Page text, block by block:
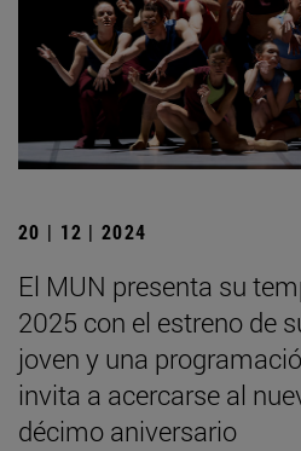
20 | 12 | 2024
El MUN presenta su
2025 con el estreno de
joven y una
invita a acercarse al
décimo aniversario